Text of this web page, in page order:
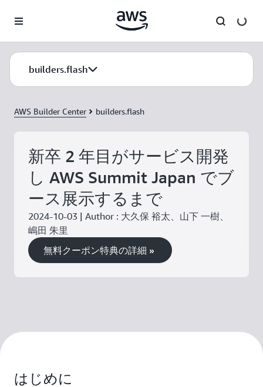
builders.flash
AWS Builder Center builders.flash
新卒 2 年目がサービス開発
し AWS Summit Japan でブ
ース展示するまで
2024-10-03 | Author : 大久保 裕太、山下 一樹、
嶋田 朱里
無料クーポン特典の詳細 »
はじめに